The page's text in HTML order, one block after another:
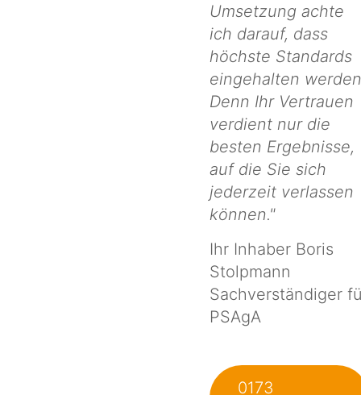
Umsetzung achte
ich darauf, dass
höchste Standards
eingehalten
Denn Ihr Vertrauen
verdient nur die
besten Ergebnisse,
auf die Sie sich
jederzeit verlassen
können."
Ihr Inhaber Boris
Stolpmann
Sachverständiger
PSAgA
0173